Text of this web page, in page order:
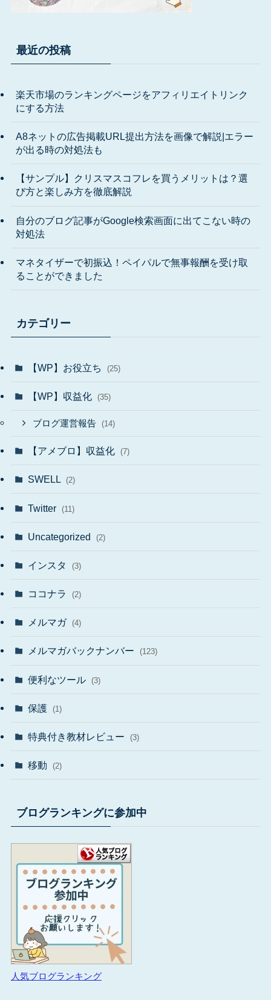
最近の投稿
楽天市場のランキングページをアフィリエイトリンク
にする方法
A8ネットの広告掲載URL提出方法を画像で解説|エラー
が出る時の対処法も
【サンプル】クリスマスコフレを買うメリットは？選
び方と楽しみ方を徹底解説
自分のブログ記事がGoogle検索画面に出てこない時の
対処法
マネタイザーで初振込！ペイパルで無事報酬を受け取
ることができました
カテゴリー
【WP】お役立ち (25)
【WP】収益化 (35)
ブログ運営報告 (14)
【アメブロ】収益化 (7)
SWELL (2)
Twitter (11)
Uncategorized (2)
インスタ (3)
ココナラ (2)
メルマガ (4)
メルマガバックナンバー (123)
便利なツール (3)
保護 (1)
特典付き教材レビュー (3)
移動 (2)
ブログランキングに参加中
人気ブログランキング